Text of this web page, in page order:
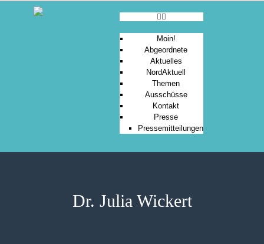
Moin!
Abgeordnete
Aktuelles
NordAktuell
Themen
Ausschüsse
Kontakt
Presse
Pressemitteilungen
Dr. Julia Wickert
ABGEORDNETE
NORDAKTUELL